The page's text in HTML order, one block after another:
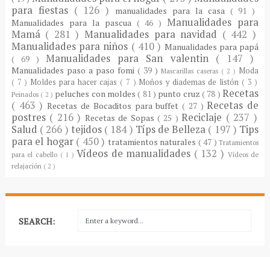
para fiestas ( 126 ) manualidades para la casa ( 91 )
Manualidades para la pascua ( 46 )Manualidades para
Mamá ( 281 ) Manualidades para navidad ( 442 )
Manualidades para niños ( 410 ) Manualidades para papá
( 69 )Manualidades para San valentin ( 147 )
Manualidades paso a paso fomi ( 39 )Mascarillas caseras ( 2 ) Moda
( 7 ) Moldes para hacer cajas ( 7 ) Moños y diademas de listón ( 3 )
Peinados ( 2 ) peluches con moldes( 81 ) punto cruz( 78 )Recetas
( 463 )Recetas de Bocaditos para buffet( 27 )Recetas de
postres ( 216 ) Recetas de Sopas( 25 )Reciclaje ( 237 )
Salud ( 266 ) tejidos ( 184 ) Típs de Belleza ( 197 ) Tips
para el hogar ( 450 ) tratamientos naturales ( 47 )Tratamientos
para el cabello ( 1 ) Vídeos de manualidades ( 132 ) Vídeos de
relajación ( 2 )
SEARCH: